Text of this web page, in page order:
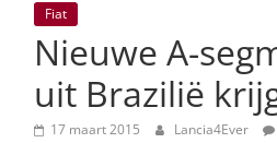
Italiana
Italiaans
autonieuws
Fiat
Nieuwe A-
uit Brazilië
17 maart 2015 Lancia4Ever